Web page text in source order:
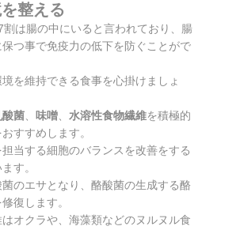
整える
割は腸の中にいると言われており、腸
つ事で免疫力の低下を防ぐことがで
を維持できる食事を心掛けましょ
酸菌 味噌 水溶性食物繊維を積極的
すすめします。
当する細胞のバランスを改善をする
す。
のエサとなり、酪酸菌の生成する酪
復します。
オクラや、海藻類などのヌルヌル食